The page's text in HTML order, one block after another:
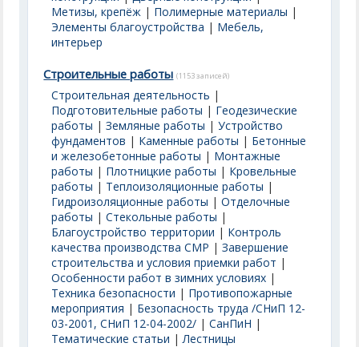
Метизы, крепёж | Полимерные материалы |
Элементы благоустройства | Мебель,
интерьер
Строительные работы (1153 записей)
Строительная деятельность |
Подготовительные работы | Геодезические
работы |Земляные работы |Устройство
фундаментов | Каменные работы | Бетонные
и железобетонные работы | Монтажные
работы | Плотницкие работы | Кровельные
работы | Теплоизоляционные работы |
Гидроизоляционные работы |Отделочные
работы |Стекольные работы |
Благоустройство территории | Контроль
качества производства СМР |Завершение
строительства и условия приемки работ |
Особенности работ в зимних условиях |
Техника безопасности | Противопожарные
мероприятия | Безопасность труда /СНиП 12-
03-2001, СНиП 12-04-2002/ |СанПиН |
Тематические статьи |Лестницы